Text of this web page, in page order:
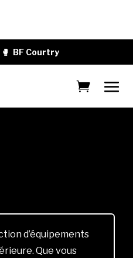
🥊 BF Courtry
d’équipements
Que vous